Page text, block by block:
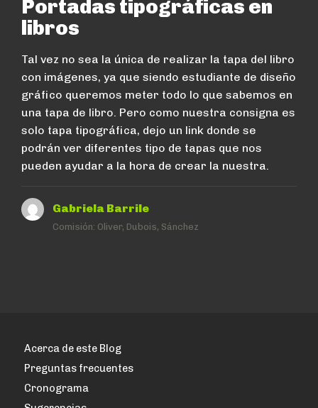
Portadas tipográficas en
libros
Tal vez no sea la única de realizar la tapa del libro
con imágenes, ya que siendo estudiante de diseño
gráfico queremos meter todo lo que sabemos en
una tapa de libro. Pero como nuestra consigna es
solo tapa tipográfica, dejo un link donde se
podrán ver diferentes tipo de tapas que nos
pueden ayudar a la hora de crear la nuestra.
Gabriela Barrile
Comisión: Oliver, Dubois, Sánchez
Acerca de este Blog
Preguntas frecuentes
Cronograma